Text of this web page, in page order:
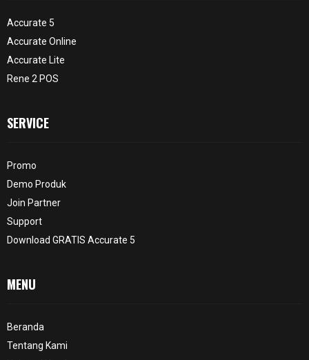
Accurate 5
Accurate Online
Accurate Lite
Rene 2 POS
SERVICE
Promo
Demo Produk
Join Partner
Support
Download GRATIS Accurate 5
MENU
Beranda
Tentang Kami